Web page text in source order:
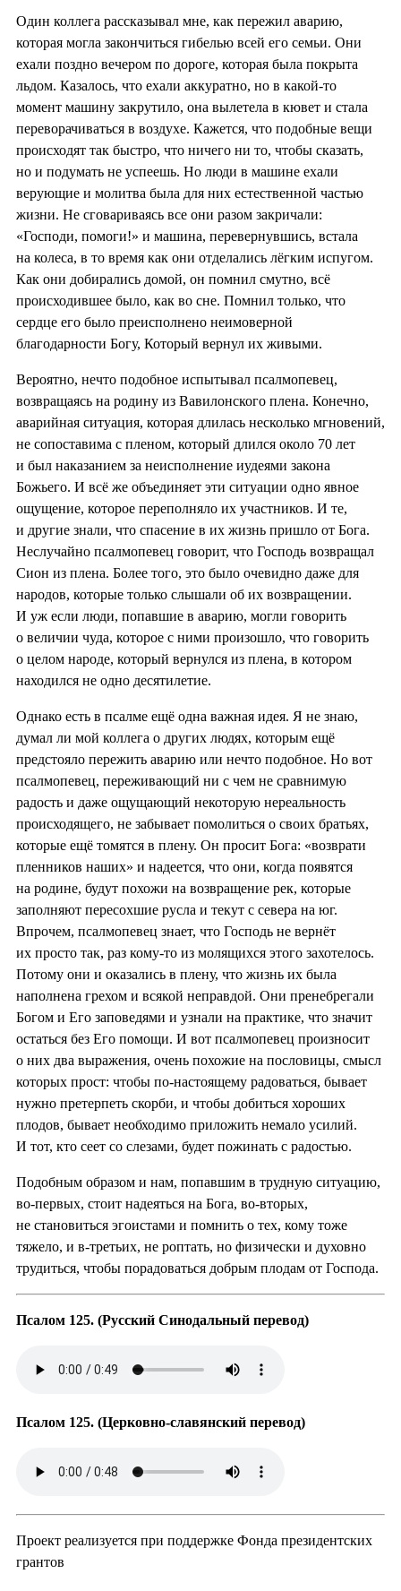
Один коллега рассказывал мне, как пережил аварию,
которая могла закончиться гибелью всей его семьи. Они
ехали поздно вечером по дороге, которая была покрыта
льдом. Казалось, что ехали аккуратно, но в какой-то
момент машину закрутило, она вылетела в кювет и стала
переворачиваться в воздухе. Кажется, что подобные вещи
происходят так быстро, что ничего ни то, чтобы сказать,
но и подумать не успеешь. Но люди в машине ехали
верующие и молитва была для них естественной частью
жизни. Не сговариваясь все они разом закричали:
«Господи, помоги!» и машина, перевернувшись, встала
на колеса, в то время как они отделались лёгким испугом.
Как они добирались домой, он помнил смутно, всё
происходившее было, как во сне. Помнил только, что
сердце его было преисполнено неимоверной
благодарности Богу, Который вернул их живыми.
Вероятно, нечто подобное испытывал псалмопевец,
возвращаясь на родину из Вавилонского плена. Конечно,
аварийная ситуация, которая длилась несколько мгновений,
не сопоставима с пленом, который длился около 70 лет
и был наказанием за неисполнение иудеями закона
Божьего. И всё же объединяет эти ситуации одно явное
ощущение, которое переполняло их участников. И те,
и другие знали, что спасение в их жизнь пришло от Бога.
Неслучайно псалмопевец говорит, что Господь возвращал
Сион из плена. Более того, это было очевидно даже для
народов, которые только слышали об их возвращении.
И уж если люди, попавшие в аварию, могли говорить
о величии чуда, которое с ними произошло, что говорить
о целом народе, который вернулся из плена, в котором
находился не одно десятилетие.
Однако есть в псалме ещё одна важная идея. Я не знаю,
думал ли мой коллега о других людях, которым ещё
предстояло пережить аварию или нечто подобное. Но вот
псалмопевец, переживающий ни с чем не сравнимую
радость и даже ощущающий некоторую нереальность
происходящего, не забывает помолиться о своих братьях,
которые ещё томятся в плену. Он просит Бога: «возврати
пленников наших» и надеется, что они, когда появятся
на родине, будут похожи на возвращение рек, которые
заполняют пересохшие русла и текут с севера на юг.
Впрочем, псалмопевец знает, что Господь не вернёт
их просто так, раз кому-то из молящихся этого захотелось.
Потому они и оказались в плену, что жизнь их была
наполнена грехом и всякой неправдой. Они пренебрегали
Богом и Его заповедями и узнали на практике, что значит
остаться без Его помощи. И вот псалмопевец произносит
о них два выражения, очень похожие на пословицы, смысл
которых прост: чтобы по-настоящему радоваться, бывает
нужно претерпеть скорби, и чтобы добиться хороших
плодов, бывает необходимо приложить немало усилий.
И тот, кто сеет со слезами, будет пожинать с радостью.
Подобным образом и нам, попавшим в трудную ситуацию,
во-первых, стоит надеяться на Бога, во-вторых,
не становиться эгоистами и помнить о тех, кому тоже
тяжело, и в-третьих, не роптать, но физически и духовно
трудиться, чтобы порадоваться добрым плодам от Господа.
Псалом 125. (Русский Синодальный перевод)
Псалом 125. (Церковно-славянский перевод)
Проект реализуется при поддержке Фонда президентских
грантов